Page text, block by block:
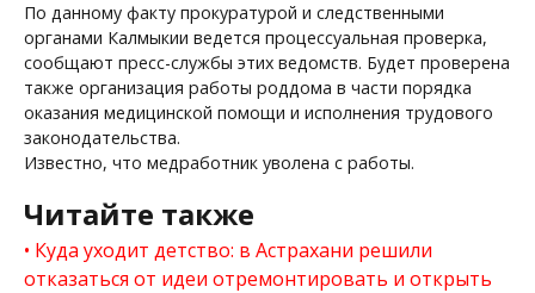
По данному факту прокуратурой и следственными
органами Калмыкии ведется процессуальная проверка,
сообщают пресс-службы этих ведомств. Будет проверена
также организация работы роддома в части порядка
оказания медицинской помощи и исполнения трудового
законодательства.
Известно, что медработник уволена с работы.
Читайте также
Куда уходит детство: в Астрахани решили
отказаться от идеи отремонтировать и открыть